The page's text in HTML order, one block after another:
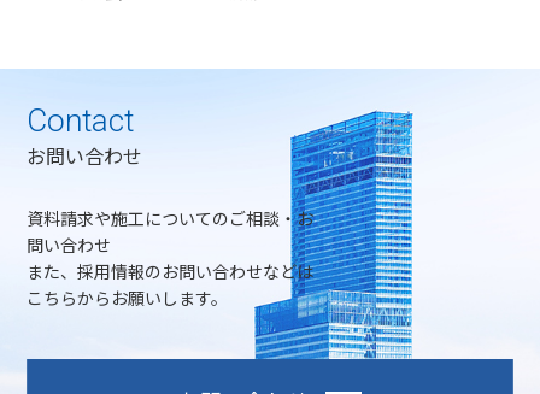
Contact
お問い合わせ
資料請求や施工についてのご相談・お
問い合わせ
また、採用情報のお問い合わせなどは
こちらからお願いします。